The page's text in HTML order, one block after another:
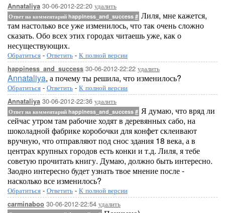
Annataliya 30-06-2012-22:20 удалить
Ответ на комментарий happiness_and_success # Лиля, мне кажется,
там настолько все уже изменилось, что так очень сложно
сказать. Обо всех этих городах читаешь уже, как о
несуществующих.
Обратиться - Ответить - К полной версии
happiness_and_success 30-06-2012-22:22 удалить
Annataliya, а почему ты решила, что изменилось?
Обратиться - Ответить - К полной версии
Annataliya 30-06-2012-22:36 удалить
Ответ на комментарий happiness_and_success # Я думаю, что вряд ли
сейчас утром там рабочие ходят в деревянных сабо, на
шоколадной фабрике коробочки для конфет склеивают
вручную, что отправляют под снос здания 18 века, а в
центрах крупных городов есть конки и т.д. Лиля, я тебе
советую прочитать книгу. Думаю, должно быть интересно.
Заодно интересно будет узнать твое мнение после -
насколько все изменилось?
Обратиться - Ответить - К полной версии
carminaboo 30-06-2012-22:54 удалить